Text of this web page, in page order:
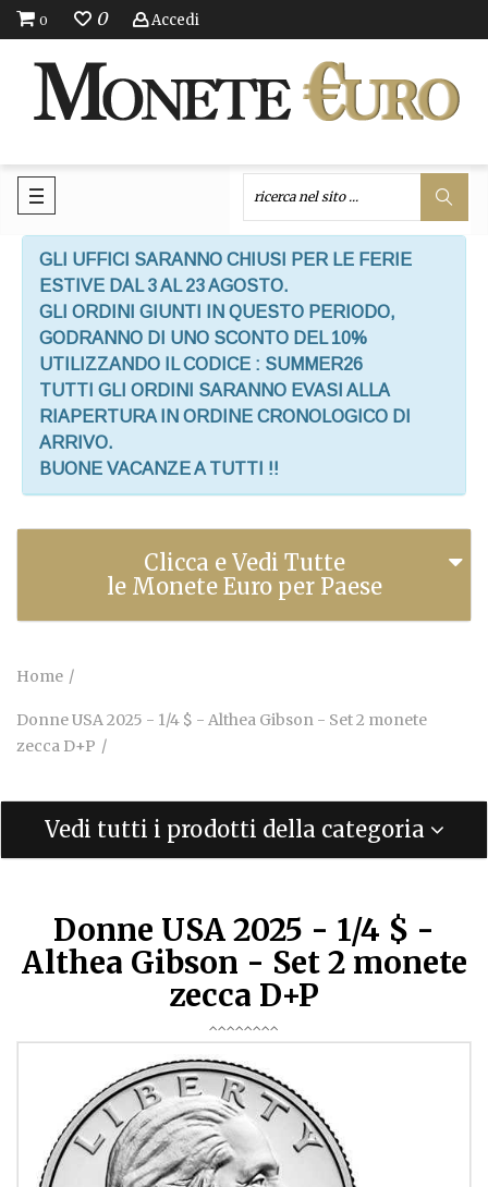
0 0 Accedi
GLI UFFICI SARANNO CHIUSI PER LE FERIE
ESTIVE DAL 3 AL 23 AGOSTO.
GLI ORDINI GIUNTI IN QUESTO PERIODO,
GODRANNO DI UNO SCONTO DEL 10%
UTILIZZANDO IL CODICE : SUMMER26
TUTTI GLI ORDINI SARANNO EVASI ALLA
RIAPERTURA IN ORDINE CRONOLOGICO DI
ARRIVO.
BUONE VACANZE A TUTTI !!
Clicca e Vedi Tutte
le Monete Euro per Paese
Home
Donne USA 2025 - 1/4 $ - Althea Gibson - Set 2 monete
zecca D+P
Vedi tutti i prodotti della categoria
Donne USA 2025 - 1/4 $ -
Althea Gibson - Set 2 monete
zecca D+P